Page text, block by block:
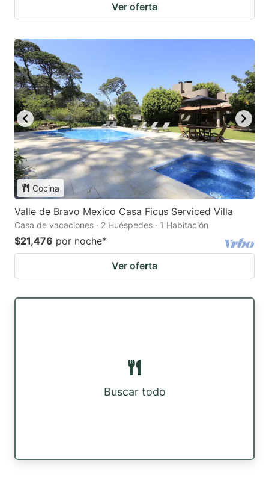
Ver oferta
Cocina
Valle de Bravo Mexico Casa Ficus Serviced Villa
Casa de vacaciones · 2 Huéspedes · 1 Habitación
$21,476 por noche*
Ver oferta
Buscar todo